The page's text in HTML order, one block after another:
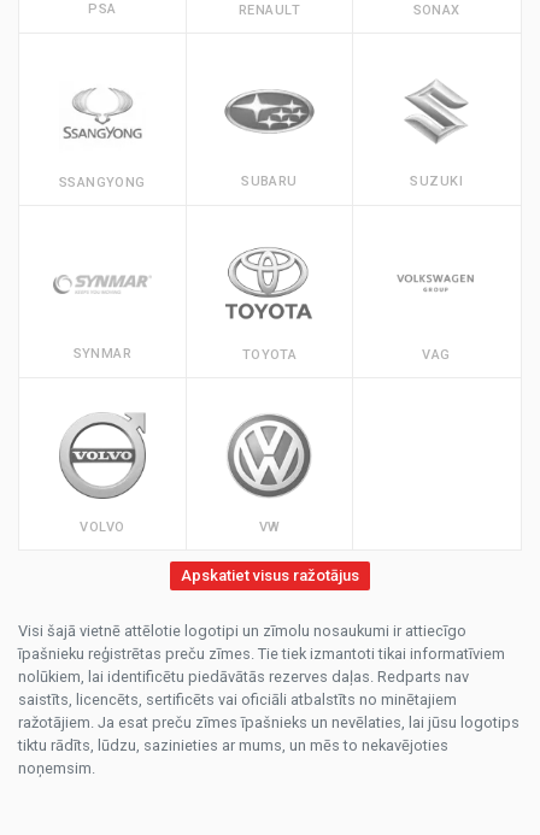
PSA RENAULT SONAX
SSANGYONG SUBARU SUZUKI
SYNMAR TOYOTA VAG
VOLVO VW
Apskatiet visus ražotājus
Visi šajā vietnē attēlotie logotipi un zīmolu nosaukumi ir attiecīgo
īpašnieku reģistrētas preču zīmes. Tie tiek izmantoti tikai informatīviem
nolūkiem, lai identificētu piedāvātās rezerves daļas. Redparts nav
saistīts, licencēts, sertificēts vai oficiāli atbalstīts no minētajiem
ražotājiem. Ja esat preču zīmes īpašnieks un nevēlaties, lai jūsu logotips
tiktu rādīts, lūdzu, sazinieties ar mums, un mēs to nekavējoties
noņemsim.